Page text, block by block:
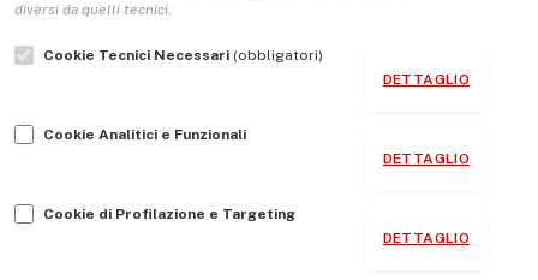
L’Associazione
Indirizzo Socio Politico Culturale
Guida per le autrici e gli autori
diversi da quelli tecnici.
Cookie Tecnici Necessari (obbligatori)
DETTAGLIO
Cookie Analitici e Funzionali
DETTAGLIO
Cookie di Profilazione e Targeting
DETTAGLIO